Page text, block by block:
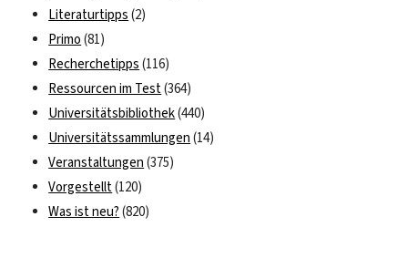
Literaturtipps (2)
Primo (81)
Recherchetipps (116)
Ressourcen im Test(364)
Universitätsbibliothek(440)
Universitätssammlungen (14)
Veranstaltungen (375)
Vorgestellt(120)
Was ist neu? (820)